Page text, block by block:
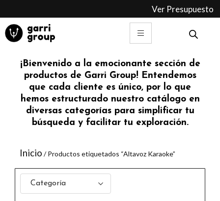
contenido
Ver Presupuesto
¡Bienvenido a la emocionante sección de
productos de Garri Group! Entendemos
que cada cliente es único, por lo que
hemos estructurado nuestro catálogo en
diversas categorías para simplificar tu
búsqueda y facilitar tu exploración.
Inicio / Productos etiquetados “Altavoz Karaoke”
Categoría